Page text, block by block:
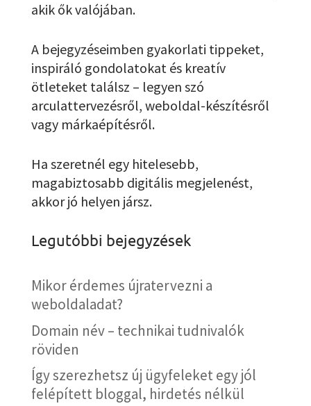
akik ők valójában.
A bejegyzéseimben gyakorlati tippeket,
inspiráló gondolatokat és kreatív
ötleteket találsz – legyen szó
arculattervezésről, weboldal-készítésről
vagy márkaépítésről.
Ha szeretnél egy hitelesebb,
magabiztosabb digitális megjelenést,
akkor jó helyen jársz.
Legutóbbi bejegyzések
Mikor érdemes újratervezni a
weboldaladat?
Domain név – technikai tudnivalók
röviden
Így szerezhetsz új ügyfeleket egy jól
felépített bloggal, hirdetés nélkül